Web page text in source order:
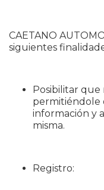
CAETANO
siguientes
Posibilitar
permitiéndole
información y
misma.
Registro: